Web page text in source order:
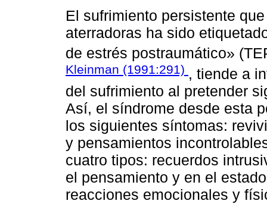
El sufrimiento persistente
aterradoras ha sido
de estrés postraumático»
Kleinman (1991:291) , tiende a
del sufrimiento al pretender
Así, el síndrome desde esta
los siguientes síntomas:
y pensamientos
cuatro tipos: recuerdos
el pensamiento y en el
reacciones emocionales y